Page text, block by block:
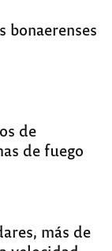
bonaerenses
de
de fuego
más de